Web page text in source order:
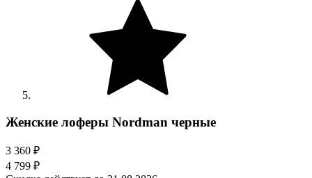
Женские лоферы Nordman черные
3 360 ₽
4 799 ₽